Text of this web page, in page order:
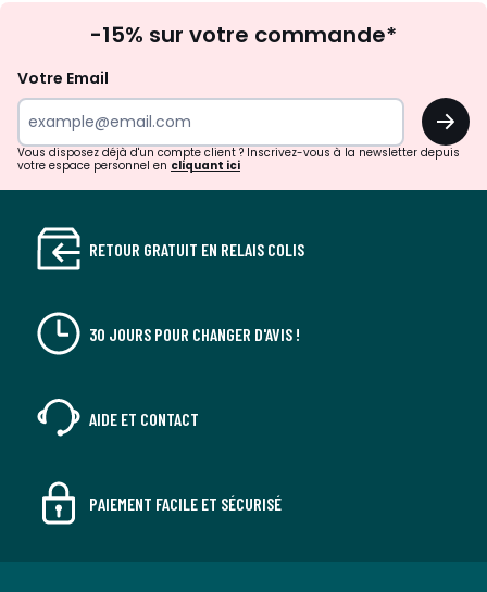
à
newsletter
-15% sur votre commande*
Votre Email
OK
Vous disposez déjà d'un compte client ? Inscrivez-vous à la newsletter depuis
votre espace personnel en cliquant ici
RETOUR GRATUIT EN RELAIS COLIS
30 JOURS POUR CHANGER D'AVIS !
AIDE ET CONTACT
PAIEMENT FACILE ET SÉCURISÉ